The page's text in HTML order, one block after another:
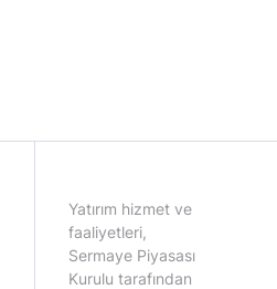
Yatırım hizmet ve
faaliyetleri,
Sermaye Piyasası
Kurulu tarafından